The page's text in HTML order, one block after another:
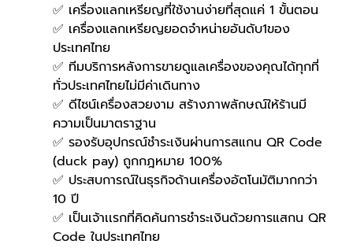
✅ เครื่องแลกเหรียญที่ใช้งานง่ายที่สุดแค่ 1 ขั้นตอน
✅ เครื่องแลกเหรียญยอดจำหน่ายอันดับ1ของ
ประเทศไทย
✅ ทีมบริการหลังการขายดูแลเครื่องของคุณได้ทุกที่
ทั่วประเทศไทยไม่มีค่าเดินทาง
✅ ดีไซน์เครื่องสวยงาม สร้างภาพลักษณ์ให้ร้านมี
ความเป็นมาตราฐาน
✅ รองรับอุปกรณ์ชำระเงินผ่านการสแกน QR Code
(duck pay) ถูกกฎหมาย 100%
✅ ประสบการณ์ในธุรกิจด้านเครื่องอัตโนมัติมากกว่า
10 ปี
✅ เป็นเจ้าเเรกที่คิดค้นการชำระเงินด้วยการแสกน QR
Code ในประเทศไทย